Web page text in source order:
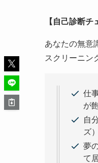
【自己診断チ
あなたの無意
スクリーニン
仕
が
自
ズ
夢
て